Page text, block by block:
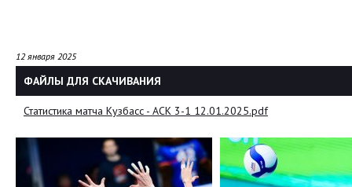
12 января 2025
ФАЙЛЫ ДЛЯ СКАЧИВАНИЯ
Статистика матча Кузбасс - АСК 3-1 12.01.2025.pdf